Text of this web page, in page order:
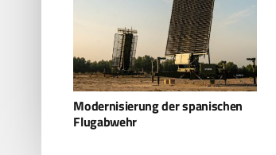
Neuer Hochseeschlepper für die
Marine